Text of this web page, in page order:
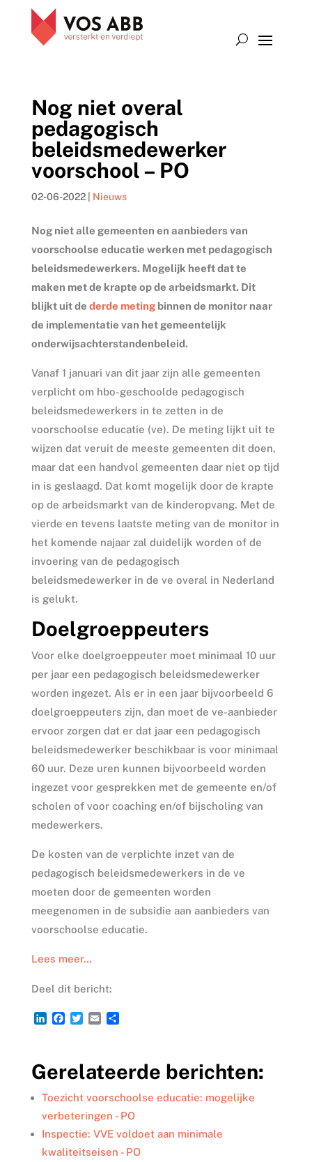
Nog niet overal
pedagogisch
beleidsmedewerker
voorschool – PO
02-06-2022| Nieuws
Nog niet alle gemeenten en aanbieders van
voorschoolse educatie werken met pedagogisch
beleidsmedewerkers. Mogelijk heeft dat te
maken met de krapte op de arbeidsmarkt. Dit
blijkt uit de derde metingbinnen de monitor naar
de implementatie van het gemeentelijk
onderwijsachterstandenbeleid.
Vanaf 1 januari van dit jaar zijn alle gemeenten
verplicht om hbo-geschoolde pedagogisch
beleidsmedewerkers in te zetten in de
voorschoolse educatie (ve). De meting lijkt uit te
wijzen dat veruit de meeste gemeenten dit doen,
maar dat een handvol gemeenten daar niet op tijd
in is geslaagd. Dat komt mogelijk door de krapte
op de arbeidsmarkt van de kinderopvang. Met de
vierde en tevens laatste meting van de monitor in
het komende najaar zal duidelijk worden of de
invoering van de pedagogisch
beleidsmedewerker in de ve overal in Nederland
is gelukt.
Doelgroeppeuters
Voor elke doelgroeppeuter moet minimaal 10 uur
per jaar een pedagogisch beleidsmedewerker
worden ingezet. Als er in een jaar bijvoorbeeld 6
doelgroeppeuters zijn, dan moet de ve-aanbieder
ervoor zorgen dat er dat jaar een pedagogisch
beleidsmedewerker beschikbaar is voor minimaal
60 uur. Deze uren kunnen bijvoorbeeld worden
ingezet voor gesprekken met de gemeente en/of
scholen of voor coaching en/of bijscholing van
medewerkers.
De kosten van de verplichte inzet van de
pedagogisch beleidsmedewerkers in de ve
moeten door de gemeenten worden
meegenomen in de subsidie aan aanbieders van
voorschoolse educatie.
Lees meer…
Deel dit bericht:
L
e
d
I
n
F
b
o
o
k
T
t
e
r
E
l
D
n
Gerelateerde berichten:
Toezicht voorschoolse educatie: mogelijke
verbeteringen - PO
Inspectie: VVE voldoet aan minimale
kwaliteitseisen - PO